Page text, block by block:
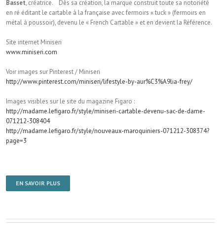
Basset, créatrice. Dès sa création, la marque construit toute sa notoriété
en ré éditant le cartable à la française avec fermoirs « tuck » (fermoirs en
métal à poussoir), devenu le « French Cartable » et en devient la Référence.
Site internet Miniseri
www.miniseri.com
Voir images sur Pinterest / Miniseri
http://www.pinterest.com/miniseri/lifestyle-by-aur%C3%A9lia-frey/
Images visibles sur le site du magazine Figaro :
http://madame.lefigaro.fr/style/miniseri-cartable-devenu-sac-de-dame-
071212-308404
http://madame.lefigaro.fr/style/nouveaux-maroquiniers-071212-308374?
page=3
EN SAVOIR PLUS